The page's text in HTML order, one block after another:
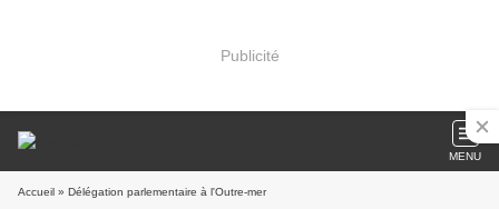
Publicité
MENU
Accueil » Délégation parlementaire à l'Outre-mer